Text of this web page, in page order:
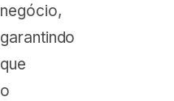
negócio,
garantindo
que
o